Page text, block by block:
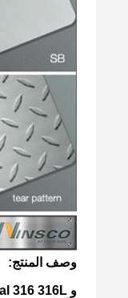
وصف المنتج:
و WinscoMetal 316 316L الدرجة 2B سطح طاحونة حافة صفيحة الطريق الباردة من الفولاذ المقاوم للصدأ مع